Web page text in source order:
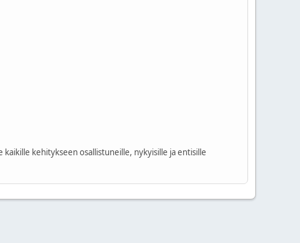
kehitykseen osallistuneille, nykyisille ja entisille